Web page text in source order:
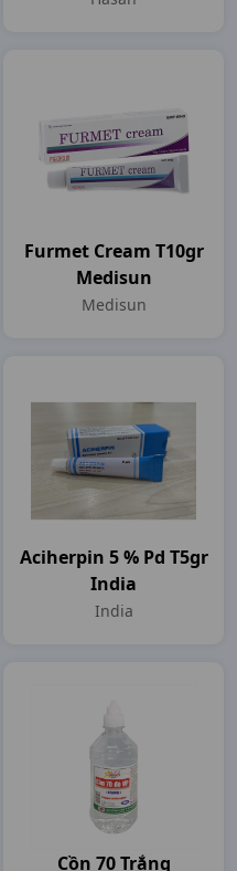
Furmet Cream T10gr
Medisun
Medisun
Aciherpin 5 % Pd T5gr
India
India
Cồn 70 Trắng